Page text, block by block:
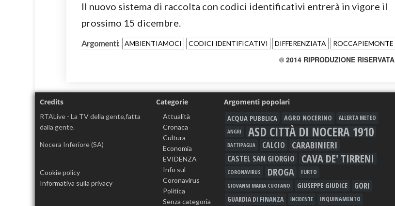
Il nuovo sistema di raccolta con codici identificativi entrerà in vigore il
prossimo 15 dicembre.
Argomenti: AMBIENTIAMOCI CODICI IDENTIFICATIVI DIFFERENZIATA ROCCAPIEMONTE
© 2014 RIPRODUZIONE RISERVATA
Credits
RTALive - La TV della gente,fatta
dalla gente.
Nocera Inferiore (SA)
Cookie policy
Informativa sulla privacy
Categorie
Attualità
Cronaca
Cultura
Economia
EVIDENZA
Info sul
Coronavirus
Politica
Senza categoria
Argomenti popolari
ACQUA PUBBLICA AGRO NOCERINO
ALLERTA METEO
ANGRI
ASD CITTÀ DI NOCERA 1910
BATTIPAGLIA CALCIO CARABINIERI
CASTEL SAN GIORGIO CAVA DE' TIRRENI
CORONAVIRUS DROGA FURTO
GIOVANNI MARIA CUOFANO GIUSEPPE GIUDICE GORI
GUARDIA DI FINANZA INCIDENTE INQUINAMENTO